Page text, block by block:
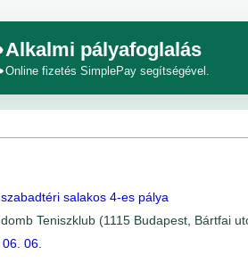
Alkalmi pályafoglalás
Online fizetés SimplePay segítségével.
salakos 4-es pálya
Teniszklub (1115 Budapest, Bártfai
06.